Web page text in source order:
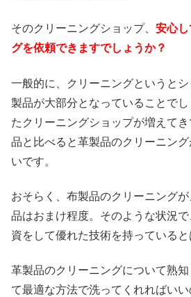
そのクリーニングショップ、 安心
グを依頼できますでしょうか？
一般的に、クリーニングというと
製品が大部分となっていることで
たクリーニングショップが増えて
品と比べると革製品のクリーニン
いです。
おそらく、布製品のクリーニング
品はおまけ程度。そのような状況
資をして優れた技術を持っていると
革製品のクリーニングについて熟
て最適な方法で洗ってくれればい